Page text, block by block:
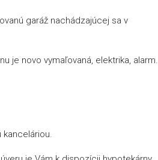
garáž nachádzajúcej sa v
je novo vymaľovaná, elektrika, alarm.